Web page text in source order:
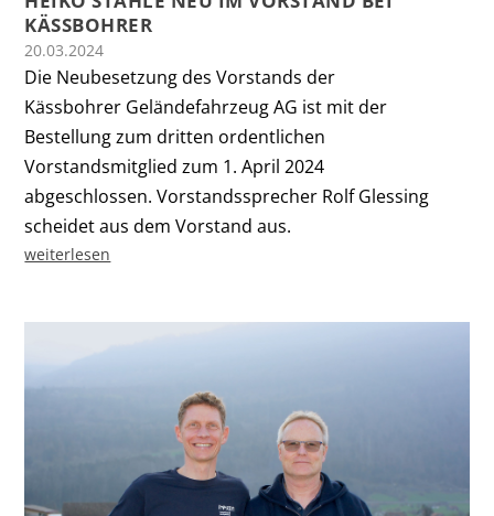
KÄSSBOHRER
20.03.2024
Die Neubesetzung des Vorstands der
Kässbohrer Geländefahrzeug AG ist mit der
Bestellung zum dritten ordentlichen
Vorstandsmitglied zum 1. April 2024
abgeschlossen. Vorstandssprecher Rolf Glessing
scheidet aus dem Vorstand aus.
weiterlesen